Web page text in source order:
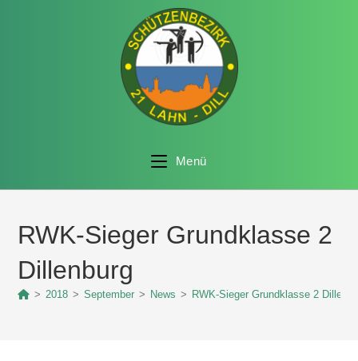
Menü
RWK-Sieger Grundklasse 2
Dillenburg
> 2018 > September > News > RWK-Sieger Grundklasse 2